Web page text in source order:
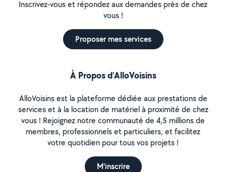
Inscrivez-vous et répondez aux demandes près de chez
vous !
Proposer mes services
À Propos d’AlloVoisins
AlloVoisins est la plateforme dédiée aux prestations de
services et à la location de matériel à proximité de chez
vous ! Rejoignez notre communauté de 4,5 millions de
membres, professionnels et particuliers, et facilitez
votre quotidien pour tous vos projets !
M'inscrire